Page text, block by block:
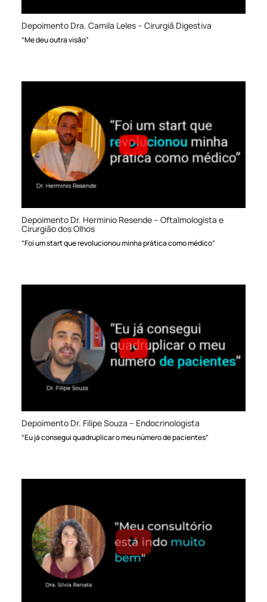
Depoimento Dra. Camila Leles – Cirurgiã Digestiva
“Me deu outra visão”
Depoimento Dr. Herminio Resende – Oftalmologista e
Cirurgião dos Olhos
“Foi um start que revolucionou minha prática como médico”
Depoimento Dr. Filipe Souza – Endocrinologista
“Eu já consegui quadruplicar o meu número de pacientes”